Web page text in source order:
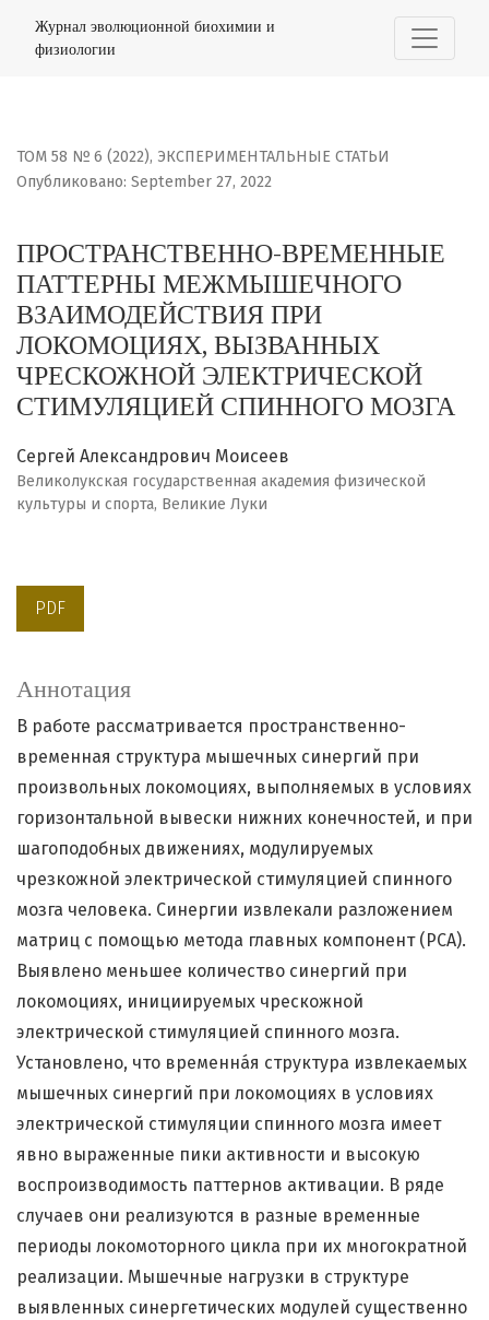
ПРОСТРАНСТВЕННО-ВРЕМЕННЫЕ ПАТТЕРНЫ
Журнал эволюционной биохимии и
физиологии
ТОМ 58 № 6 (2022), ЭКСПЕРИМЕНТАЛЬНЫЕ СТАТЬИ
ПРОСТРАНСТВЕННО-ВРЕМЕННЫЕ
ПАТТЕРНЫ МЕЖМЫШЕЧНОГО
ВЗАИМОДЕЙСТВИЯ ПРИ
ЛОКОМОЦИЯХ, ВЫЗВАННЫХ
ЧРЕСКОЖНОЙ ЭЛЕКТРИЧЕСКОЙ
СТИМУЛЯЦИЕЙ СПИННОГО МОЗГА
Опубликовано: September 27, 2022
Сергей Александрович Моисеев
Великолукская государственная академия физической
культуры и спорта, Великие Луки
PDF
Аннотация
В работе рассматривается пространственно-
временная структура мышечных синергий при
произвольных локомоциях, выполняемых в условиях
горизонтальной вывески нижних конечностей, и при
шагоподобных движениях, модулируемых
чрезкожной электрической стимуляцией спинного
мозга человека. Синергии извлекали разложением
матриц с помощью метода главных компонент (PCA).
Выявлено меньшее количество синергий при
локомоциях, инициируемых чрескожной
электрической стимуляцией спинного мозга.
Установлено, что временнáя структура извлекаемых
мышечных синергий при локомоциях в условиях
электрической стимуляции спинного мозга имеет
явно выраженные пики активности и высокую
воспроизводимость паттернов активации. В ряде
случаев они реализуются в разные временные
периоды локомоторного цикла при их многократной
реализации. Мышечные нагрузки в структуре
выявленных синергетических модулей существенно